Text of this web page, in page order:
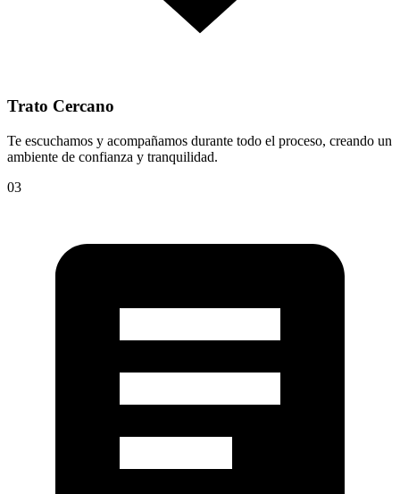
Trato Cercano
Te escuchamos y acompañamos durante todo el proceso, creando un
ambiente de confianza y tranquilidad.
03